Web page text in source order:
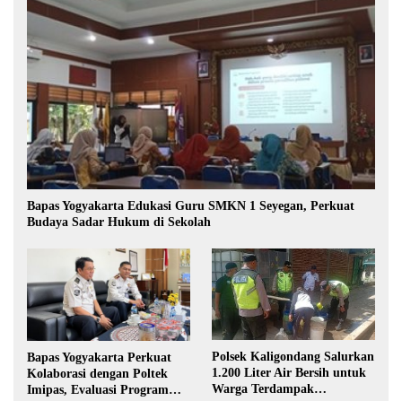
Bapas Yogyakarta Edukasi Guru SMKN 1 Seyegan, Perkuat
Budaya Sadar Hukum di Sekolah
Bapas Yogyakarta Perkuat
Kolaborasi dengan Poltek
Imipas, Evaluasi Program
Polsek Kaligondang Salurkan
1.200 Liter Air Bersih untuk
Warga Terdampak